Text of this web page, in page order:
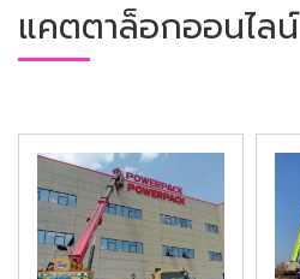
แคตตาล็อกออนไลน์